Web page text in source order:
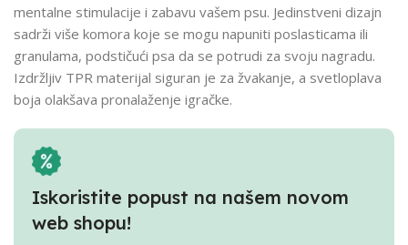
mentalne stimulacije i zabavu vašem psu. Jedinstveni dizajn
sadrži više komora koje se mogu napuniti poslasticama ili
granulama, podstičući psa da se potrudi za svoju nagradu.
Izdržljiv TPR materijal siguran je za žvakanje, a svetloplava
boja olakšava pronalaženje igračke.
Iskoristite popust na našem novom
web shopu!